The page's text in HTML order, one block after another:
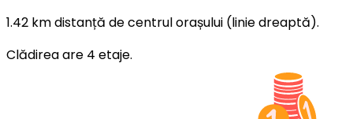
1.42 km distanță de centrul orașului (linie dreaptă).
Clădirea are 4 etaje.